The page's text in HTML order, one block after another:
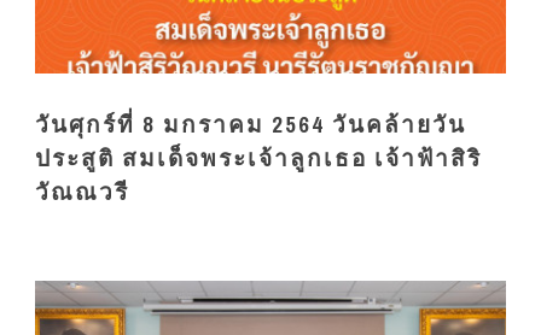
วันศุกร์ที่ 8 มกราคม 2564 วันคล้ายวัน
ประสูติ สมเด็จพระเจ้าลูกเธอ เจ้าฟ้าสิริ
วัณณวรี